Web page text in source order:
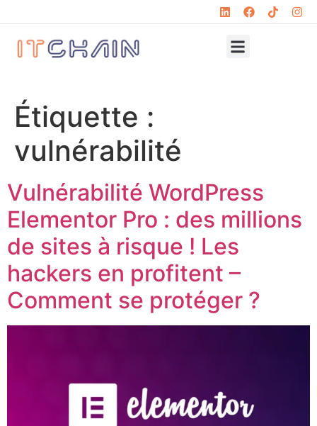
Étiquette :
vulnérabilité
Vulnérabilité WordPress
Elementor Pro : des millions
de sites à risque ! Les
hackers en profitent –
Comment se protéger ?